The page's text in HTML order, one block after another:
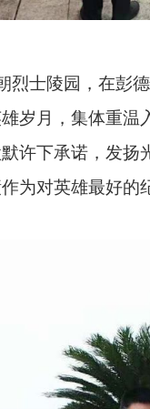
士陵园，在彭德
岁月，集体重
许下承诺，发扬
为对英雄最好的